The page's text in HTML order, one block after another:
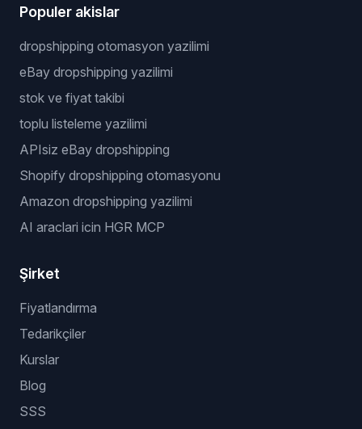
Populer akislar
dropshipping otomasyon yazilimi
eBay dropshipping yazilimi
stok ve fiyat takibi
toplu listeleme yazilimi
APIsiz eBay dropshipping
Shopify dropshipping otomasyonu
Amazon dropshipping yazilimi
AI araclari icin HGR MCP
Şirket
Fiyatlandırma
Tedarikçiler
Kurslar
Blog
SSS